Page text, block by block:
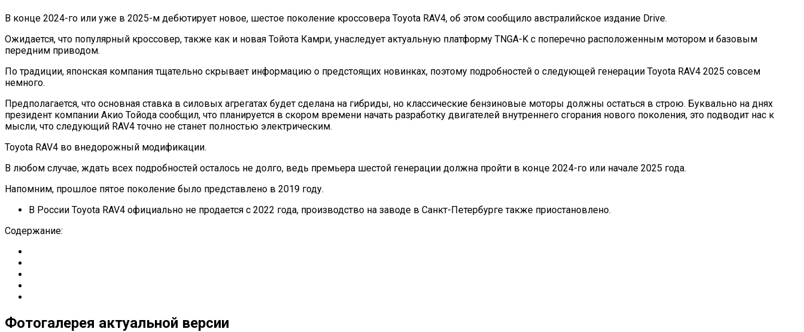
В конце 2024-го или уже в 2025-м дебютирует новое, шестое поколение кроссовера Toyota RAV4, об этом сообщило австралийское издание Drive.
Ожидается, что популярный кроссовер, также как и новая Тойота Камри, унаследует актуальную платформу TNGA-K с поперечно расположенным мотором и базовым
передним приводом.
По традиции, японская компания тщательно скрывает информацию о предстоящих новинках, поэтому подробностей о следующей генерации Toyota RAV4 2025 совсем
немного.
Предполагается, что основная ставка в силовых агрегатах будет сделана на гибриды, но классические бензиновые моторы должны остаться в строю. Буквально на днях
президент компании Акио Тойода сообщил, что планируется в скором времени начать разработку двигателей внутреннего сгорания нового поколения, это подводит нас к
мысли, что следующий RAV4 точно не станет полностью электрическим.
Toyota RAV4 во внедорожный модификации.
В любом случае, ждать всех подробностей осталось не долго, ведь премьера шестой генерации должна пройти в конце 2024-го или начале 2025 года.
Напомним, прошлое пятое поколение было представлено в 2019 году.
В России Toyota RAV4 официально не продается с 2022 года, производство на заводе в Санкт-Петербурге также приостановлено.
Содержание:
Фотогалерея актуальной версии